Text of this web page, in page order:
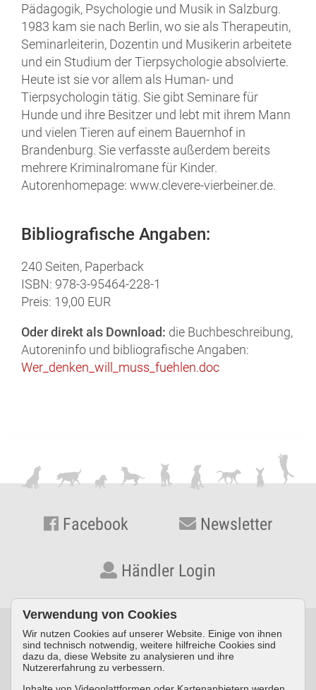
Pädagogik, Psychologie und Musik in Salzburg.
1983 kam sie nach Berlin, wo sie als Therapeutin,
Seminarleiterin, Dozentin und Musikerin arbeitete
und ein Studium der Tierpsychologie absolvierte.
Heute ist sie vor allem als Human- und
Tierpsychologin tätig. Sie gibt Seminare für
Hunde und ihre Besitzer und lebt mit ihrem Mann
und vielen Tieren auf einem Bauernhof in
Brandenburg. Sie verfasste außerdem bereits
mehrere Kriminalromane für Kinder.
Autorenhomepage: www.clevere-vierbeiner.de.
Bibliografische Angaben:
240 Seiten, Paperback
ISBN: 978-3-95464-228-1
Preis: 19,00 EUR
Oder direkt als Download: die Buchbeschreibung,
Autoreninfo und bibliografische Angaben:
Wer_denken_will_muss_fuehlen.doc
Facebook Newsletter
Händler Login
© KYNOS VERLAG Dr. Dieter Fleig GmbH · Konrad-Zuse-Straße
3 · D-54552 Nerdlen/Daun ·Telefon: +49 (0) 6592 957389-0
Verwendung von Cookies
Wir nutzen Cookies auf unserer Website. Einige von ihnen
sind technisch notwendig, weitere hilfreiche Cookies sind
dazu da, diese Website zu analysieren und ihre
Nutzererfahrung zu verbessern.